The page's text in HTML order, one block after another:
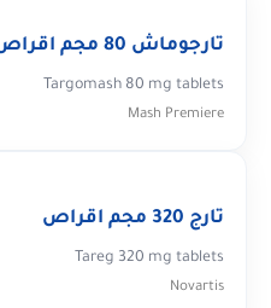
تارجوماش 80 مجم اقراص
Targomash 80 mg tablets
Mash Premiere
تارج 320 مجم اقراص
Tareg 320 mg tablets
Novartis